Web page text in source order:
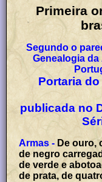
Primeira
Segundo o
Genealogia
Portaria
publicada no
Armas - De ouro,
de negro
de verde e
de prata, de